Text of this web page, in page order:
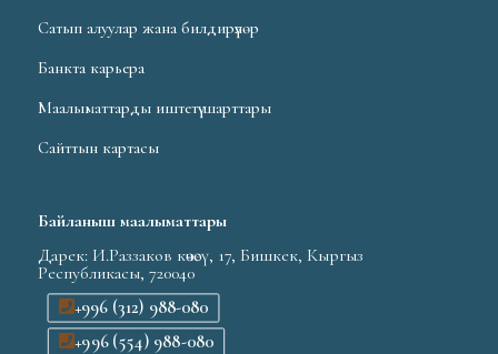
Сатып алуулар жана билдирүүлөр
Банкта карьера
Маалыматтарды иштетүү шарттары
Сайттын картасы
Байланыш маалыматтары
Дарек: И.Раззаков көчөсү, 17, Бишкек, Кыргыз
Республикасы, 720040
+996 (312) 988-080
+996 (554) 988-080